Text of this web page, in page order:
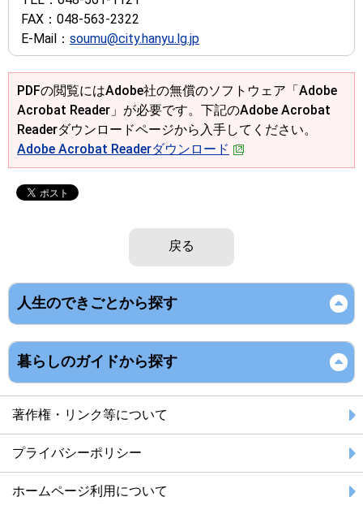
FAX： 048-563-2322
E-Mail： soumu@city.hanyu.lg.jp
PDFの閲覧にはAdobe社の無償のソフトウェア「Adobe
Acrobat Reader」が必要です。下記のAdobe Acrobat
Readerダウンロードページから入手してください。
Adobe Acrobat Readerダウンロード
戻る
人生のできごとから探す
暮らしのガイドから探す
著作権・リンク等について
プライバシーポリシー
ホームページ利用について